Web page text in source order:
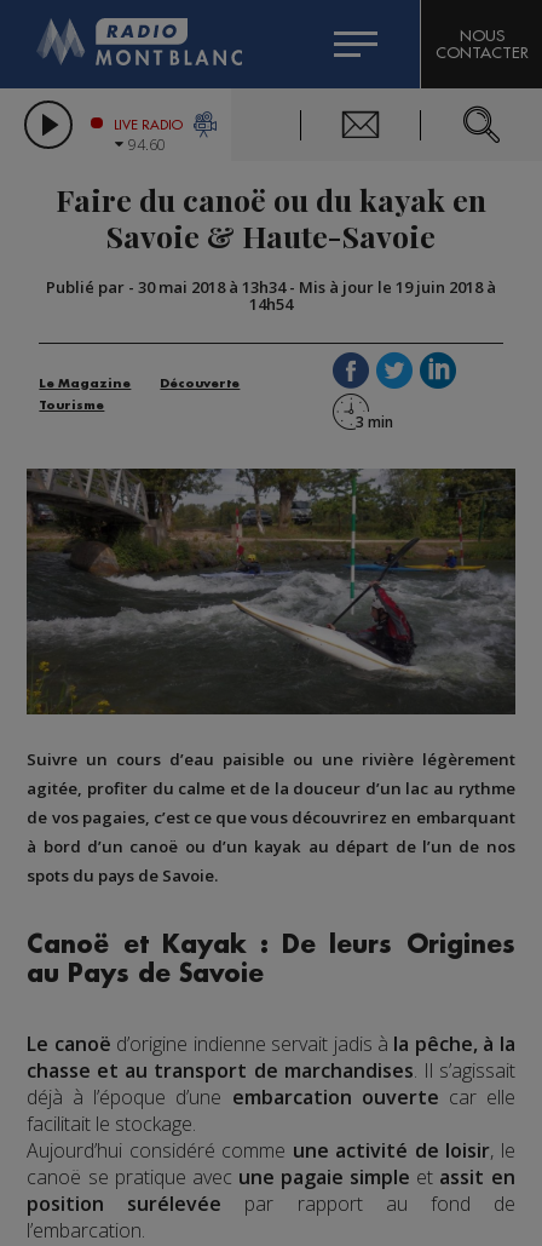
LES CHRONIQUES DE L'EXPERT
CITIZEN MACHINERY
GRAND MASSIF DOMAINES SKIABLES
BIGARD
COMPAGNIE DU MONT-BLANC
NOUS
CONTACTER
LIVE RADIO
94.60
Faire du canoë ou du kayak en
Savoie & Haute-Savoie
Publié par - 30 mai 2018 à 13h34- Mis à jour le 19 juin 2018 à
14h54
Le Magazine
Découverte
Tourisme
Suivre un cours d’eau paisible ou une rivière légèrement
agitée, profiter du calme et de la douceur d’un lac au rythme
de vos pagaies, c’est ce que vous découvrirez en embarquant
à bord d’un canoë ou d’un kayak au départ de l’un de nos
spots du pays de Savoie.
Canoë et Kayak : De leurs Origines
au Pays de Savoie
Le canoë d’origine indienne servait jadis à la pêche, à la
chasse et au transport de marchandises. Il s’agissait
déjà à l’époque d’une embarcation ouverte car elle
facilitait le stockage.
Aujourd’hui considéré comme une activité de loisir, le
canoë se pratique avec une pagaie simple et assit en
position surélevée par rapport au fond de
l’embarcation.